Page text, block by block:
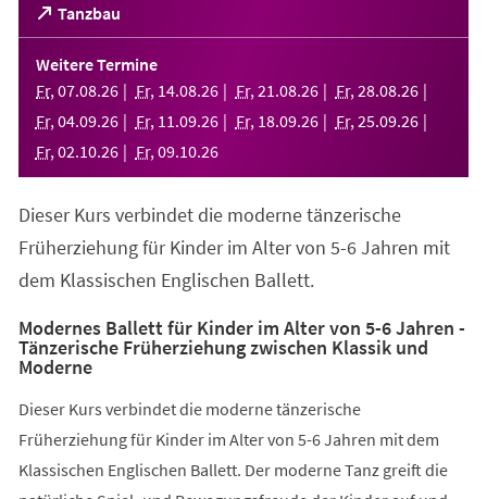
Tanzbau
(Öffnet
in
einem
neuen
Tab)
Weitere Termine
Fr, 07.08.26 Fr, 14.08.26 Fr, 21 .08.26 Fr, 28.08.26
Fr, 04.09.26 Fr, 11 .09.26 Fr, 18.09.26 Fr, 25.09.26
Fr, 02.10.26 Fr, 09.10.26
Dieser Kurs verbindet die moderne tänzerische
Früherziehung für Kinder im Alter von 5-6 Jahren mit
dem Klassischen Englischen Ballett.
Modernes Ballett für Kinder im Alter von 5-6 Jahren -
Tänzerische Früherziehung zwischen Klassik und
Moderne
Dieser Kurs verbindet die moderne tänzerische
Früherziehung für Kinder im Alter von 5-6 Jahren mit dem
Klassischen Englischen Ballett. Der moderne Tanz greift die